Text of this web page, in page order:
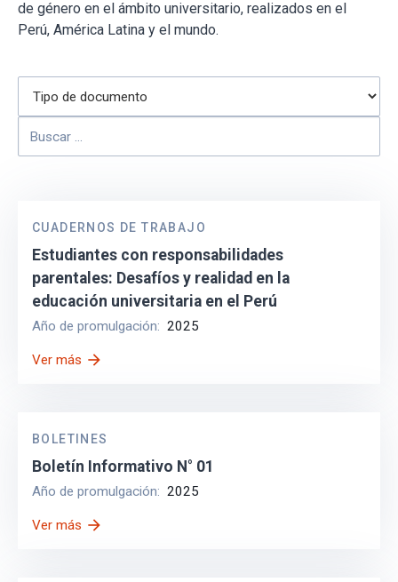
de género en el ámbito universitario, realizados en el
Perú, América Latina y el mundo.
CUADERNOS DE TRABAJO
Estudiantes con responsabilidades
parentales: Desafíos y realidad en la
educación universitaria en el Perú
Año de promulgación: 2025
Ver más arrow_forward
BOLETINES
Boletín Informativo N° 01
Año de promulgación: 2025
Ver más arrow_forward